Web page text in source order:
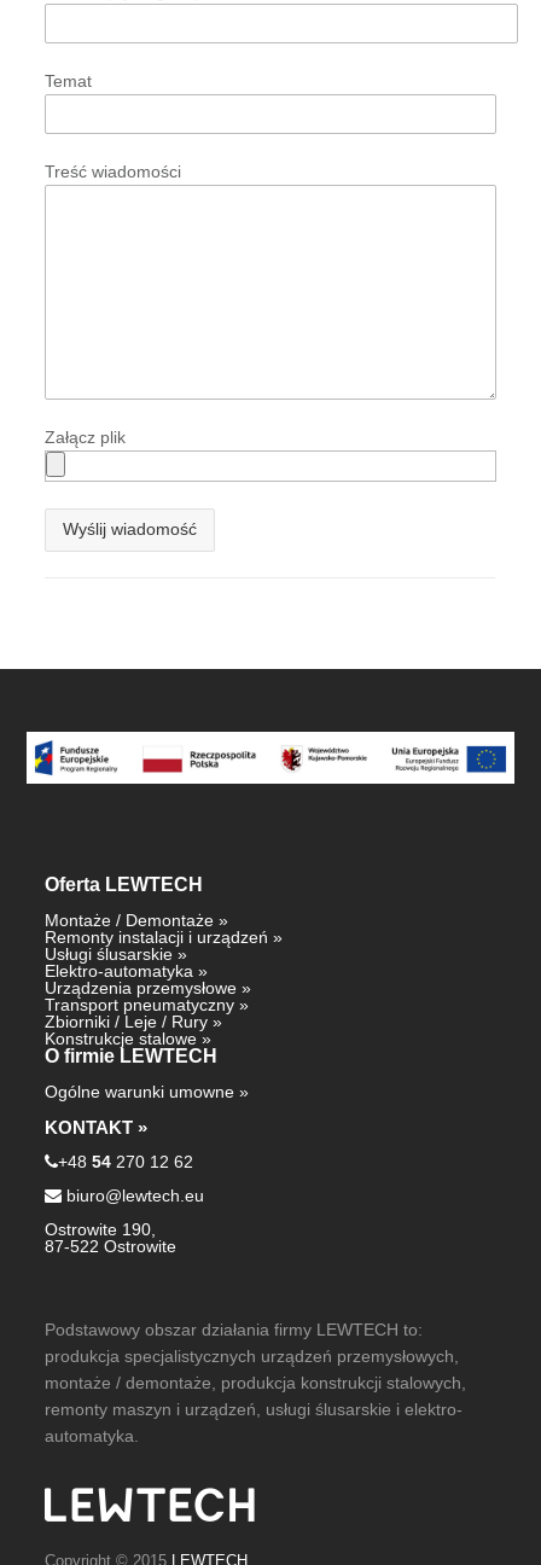
Temat
Treść wiadomości
Załącz plik
Oferta LEWTECH
Montaże / Demontaże »
Remonty instalacji i urządzeń »
Usługi ślusarskie »
Elektro-automatyka »
Urządzenia przemysłowe »
Transport pneumatyczny »
Zbiorniki /Leje / Rury »
Konstrukcje stalowe »
O firmie LEWTECH
Ogólne warunki umowne »
KONTAKT »
+4854 270 12 62
biuro@lewtech.eu
Ostrowite 190,
87-522 Ostrowite
Podstawowy obszar działania firmy LEWTECH to:
produkcja specjalistycznych urządzeń przemysłowych,
montaże / demontaże, produkcja konstrukcji stalowych,
remonty maszyn i urządzeń, usługi ślusarskie i elektro-
automatyka.
Copyright © 2015 LEWTECH